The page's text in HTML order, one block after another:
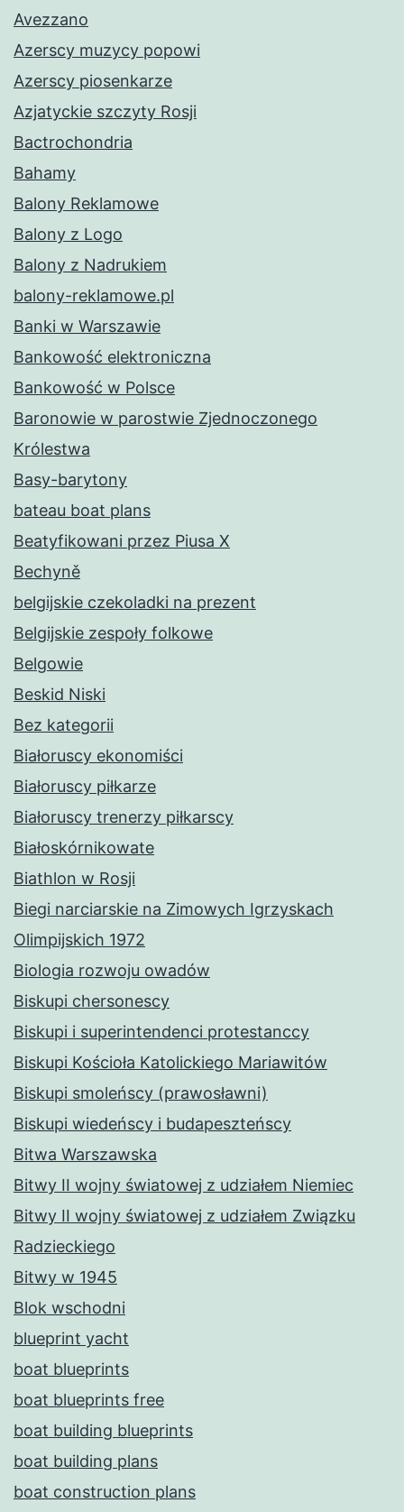
Avezzano
Azerscy muzycy popowi
Azerscy piosenkarze
Azjatyckie szczyty Rosji
Bactrochondria
Bahamy
Balony Reklamowe
Balony z Logo
Balony z Nadrukiem
balony-reklamowe.pl
Banki w Warszawie
Bankowość elektroniczna
Bankowość w Polsce
Baronowie w parostwie Zjednoczonego
Królestwa
Basy-barytony
bateau boat plans
Beatyfikowani przez Piusa X
Bechyně
belgijskie czekoladki na prezent
Belgijskie zespoły folkowe
Belgowie
Beskid Niski
Bez kategorii
Białoruscy ekonomiści
Białoruscy piłkarze
Białoruscy trenerzy piłkarscy
Białoskórnikowate
Biathlon w Rosji
Biegi narciarskie na Zimowych Igrzyskach
Olimpijskich 1972
Biologia rozwoju owadów
Biskupi chersonescy
Biskupi i superintendenci protestanccy
Biskupi Kościoła Katolickiego Mariawitów
Biskupi smoleńscy (prawosławni)
Biskupi wiedeńscy i budapeszteńscy
Bitwa Warszawska
Bitwy II wojny światowej z udziałem Niemiec
Bitwy II wojny światowej z udziałem Związku
Radzieckiego
Bitwy w 1945
Blok wschodni
blueprint yacht
boat blueprints
boat blueprints free
boat building blueprints
boat building plans
boat construction plans